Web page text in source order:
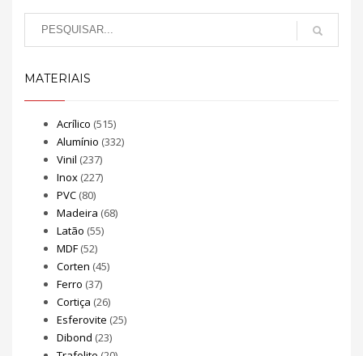
MATERIAIS
Acrílico (515)
Alumínio (332)
Vinil (237)
Inox (227)
PVC (80)
Madeira (68)
Latão (55)
MDF (52)
Corten (45)
Ferro (37)
Cortiça (26)
Esferovite (25)
Dibond (23)